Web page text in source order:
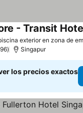
exterior en zona de
- Transit
Singapur
los precios exactos